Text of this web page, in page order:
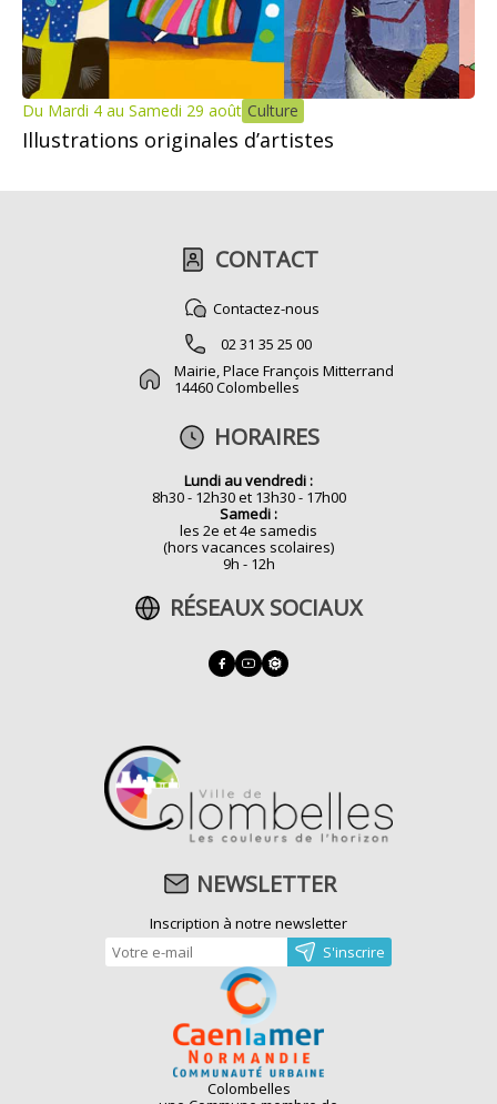
Du Mardi 4 au Samedi 29 août Culture
Illustrations originales d’artistes
CONTACT
Contactez-nous
02 31 35 25 00
Mairie, Place François Mitterrand
14460 Colombelles
HORAIRES
Lundi au vendredi :
8h30 - 12h30 et 13h30 - 17h00
Samedi :
les 2e et 4e samedis
(hors vacances scolaires)
9h - 12h
RÉSEAUX SOCIAUX
NEWSLETTER
Inscription à notre newsletter
Colombelles